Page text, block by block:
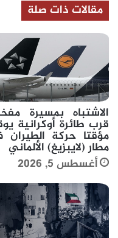
مقالات ذات صلة
الاشتباه بمسيرة
قرب طائرة أوكرانية
مؤقتا حركة
مطار (لايبزيغ) الألماني
أغسطس 5, 2026